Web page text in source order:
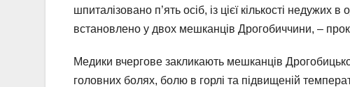
шпиталізовано п’ять осіб, із цієї кількості недужих
встановлено у двох мешканців Дрогобиччини, –
Медики вчергове закликають мешканців
головних болях, болю в горлі та підвищеній